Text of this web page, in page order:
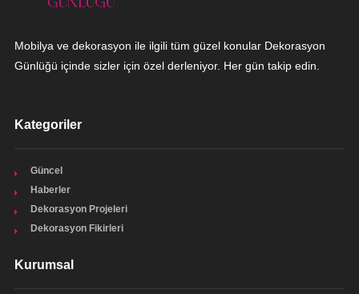
Mobilya ve dekorasyon ile ilgili tüm güzel konular Dekorasyon
Günlüğü içinde sizler için özel derleniyor. Her gün takip edin.
Kategoriler
Güncel
Haberler
Dekorasyon Projeleri
Dekorasyon Fikirleri
Kurumsal